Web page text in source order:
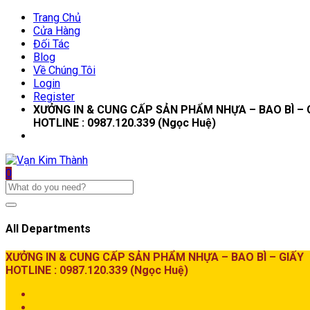
Trang Chủ
Cửa Hàng
Đối Tác
Blog
Về Chúng Tôi
Login
Register
XƯỞNG IN & CUNG CẤP SẢN PHẨM NHỰA – BAO BÌ –
HOTLINE : 0987.120.339 (Ngọc Huệ)
0
All Departments
XƯỞNG IN & CUNG CẤP SẢN PHẨM NHỰA – BAO BÌ – GIẤY
HOTLINE : 0987.120.339 (Ngọc Huệ)